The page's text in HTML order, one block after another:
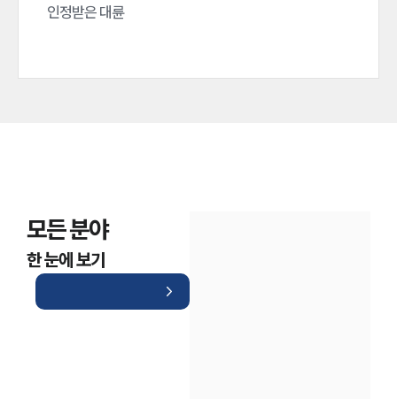
인정받은 대륜
모든 분야
한 눈에 보기